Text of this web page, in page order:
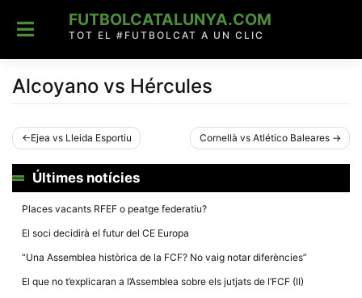
content
FUTBOLCATALUNYA.COM
TOT EL #FUTBOLCAT A UN CLIC
Alcoyano vs Hércules
Navegació
d'entrades
Ejea vs Lleida Esportiu Cornellà vs Atlético Baleares
Últimes notícies
Places vacants RFEF o peatge federatiu?
El soci decidirà el futur del CE Europa
“Una Assemblea històrica de la FCF? No vaig notar diferències”
El que no t’explicaran a l’Assemblea sobre els jutjats de l’FCF (II)